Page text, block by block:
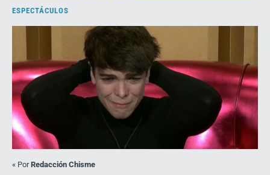
ESPECTÁCULOS
« PorRedacción Chisme